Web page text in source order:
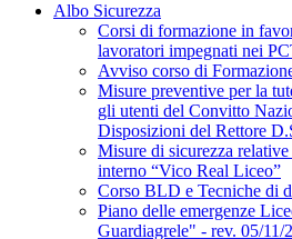
Albo Sicurezza
Corsi di formazione in
lavoratori impegnati nei
Avviso corso di
Misure preventive per la
gli utenti del Convitto
Disposizioni del Rettore
Misure di sicurezza
interno “Vico Real Liceo”
Corso BLD e Tecniche di
Piano delle emergenze
Guardiagrele" - rev. 05/11/